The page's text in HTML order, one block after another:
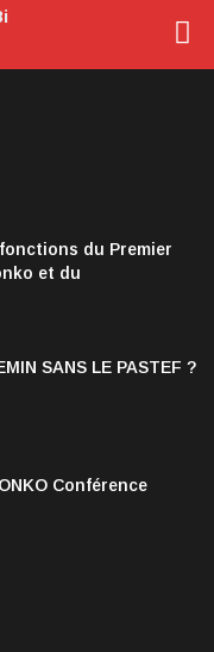
du Premier
et du
SANS LE PASTEF ?
Conférence